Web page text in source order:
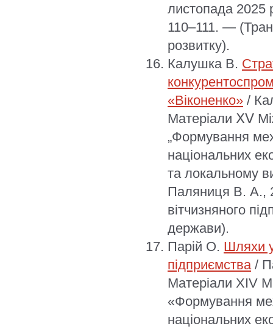
листопада
110–111. —
розвитку).
Калушка В.
«Віконенко» /
Матеріали ⅩⅤ
„Формування
національних
та локальному
Паляниця В. А.,
вітчизняного
держави).
Парій О. Шляхи
підприємства /
Матеріали XІV
«Формування
національних